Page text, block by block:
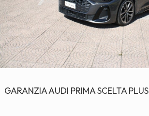
GARANZIA AUDI PRIMA SCELTA PLUS